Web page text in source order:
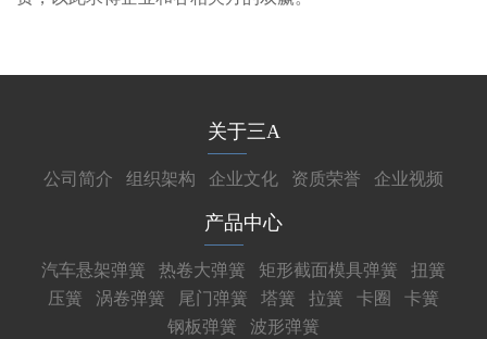
关于三A
公司简介 组织架构 企业文化 资质荣誉 企业视频
产品中心
汽车悬架弹簧 热卷大弹簧 矩形截面模具弹簧
扭簧
压簧
涡卷弹簧 尾门弹簧 塔簧 拉簧 卡圈
卡簧
钢板弹簧
波形弹簧